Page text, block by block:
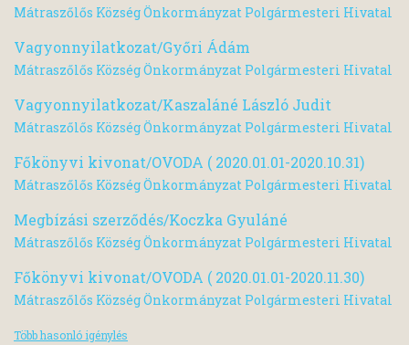
Mátraszőlős Község Önkormányzat Polgármesteri Hivatal
Vagyonnyilatkozat/Győri Ádám
Mátraszőlős Község Önkormányzat Polgármesteri Hivatal
Vagyonnyilatkozat/Kaszaláné László Judit
Mátraszőlős Község Önkormányzat Polgármesteri Hivatal
Főkönyvi kivonat/OVODA ( 2020.01.01-2020.10.31)
Mátraszőlős Község Önkormányzat Polgármesteri Hivatal
Megbízási szerződés/Koczka Gyuláné
Mátraszőlős Község Önkormányzat Polgármesteri Hivatal
Főkönyvi kivonat/OVODA ( 2020.01.01-2020.11.30)
Mátraszőlős Község Önkormányzat Polgármesteri Hivatal
Több hasonló igénylés